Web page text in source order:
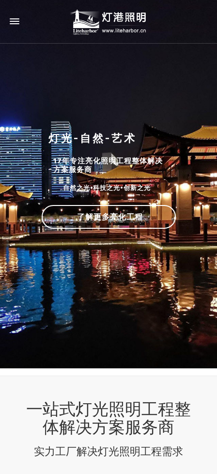
灯光-自然-艺术
17年专注亮化照明工程整体解决
方案服务商
自然之光•科技之光•创新之光
了解更多亮化工程
一站式灯光照明工程整
体解决方案服务商
实力工厂解决灯光照明工程需求